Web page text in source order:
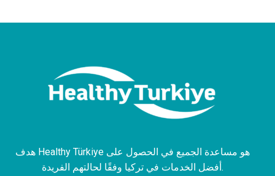
هدف Healthy Türkiye هو مساعدة الجميع في الحصول على
أفضل الخدمات في تركيا وفقًا لحالتهم الفريدة.